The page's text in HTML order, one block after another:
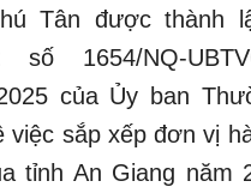
Tân được thành
số 1654/NQ-
của Ủy ban
việc sắp xếp đơn vị
tỉnh An Giang năm